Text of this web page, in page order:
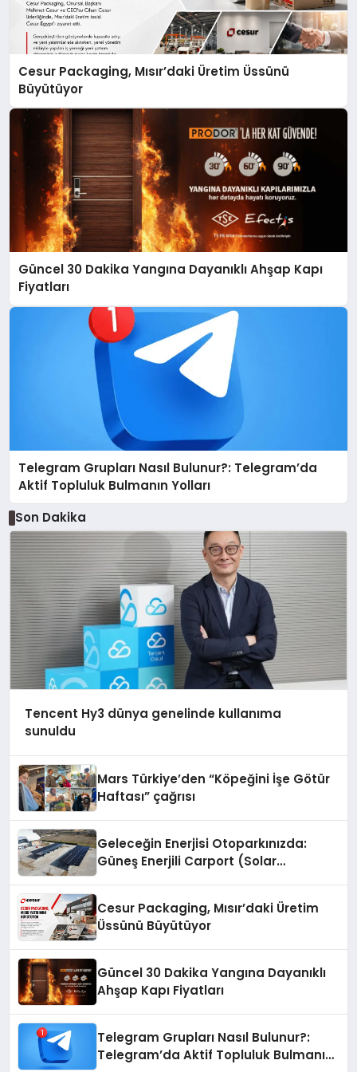
Cesur Packaging, Mısır’daki Üretim Üssünü
Büyütüyor
Güncel 30 Dakika Yangına Dayanıklı Ahşap Kapı
Fiyatları
Telegram Grupları Nasıl Bulunur?: Telegram’da
Aktif Topluluk Bulmanın Yolları
Son Dakika
Tencent Hy3 dünya genelinde kullanıma
sunuldu
Mars Türkiye’den “Köpeğini İşe Götür
Haftası” çağrısı
Geleceğin Enerjisi Otoparkınızda:
Güneş Enerjili Carport (Solar
Cesur Packaging, Mısır’daki Üretim
Üssünü Büyütüyor
Güncel 30 Dakika Yangına Dayanıklı
Ahşap Kapı Fiyatları
Telegram Grupları Nasıl Bulunur?:
Telegram’da Aktif Topluluk Bulmanın